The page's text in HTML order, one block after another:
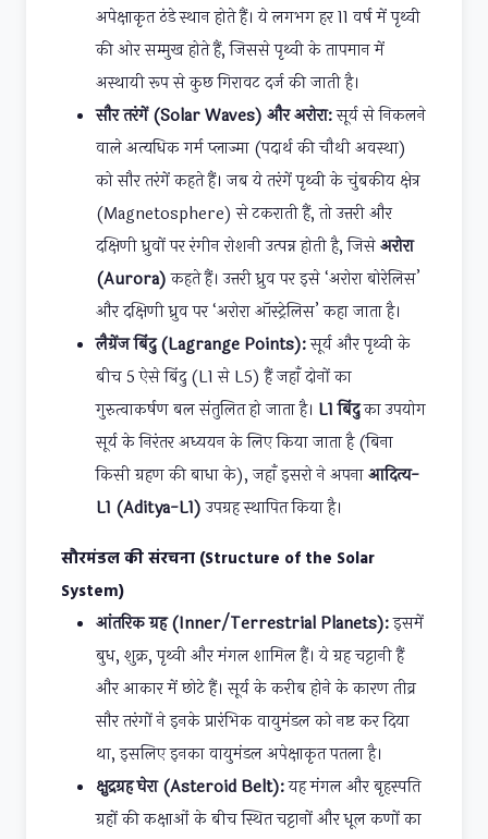
अपेक्षाकृत ठंडे स्थान होते हैं। ये लगभग हर 11 वर्ष में पृथ्वी
की ओर सम्मुख होते हैं, जिससे पृथ्वी के तापमान में
अस्थायी रूप से कुछ गिरावट दर्ज की जाती है।
सौर तरंगें (Solar Waves) और अरोरा:सूर्य से निकलने
वाले अत्यधिक गर्म प्लाज्मा (पदार्थ की चौथी अवस्था)
को सौर तरंगें कहते हैं। जब ये तरंगें पृथ्वी के चुंबकीय क्षेत्र
(Magnetosphere) से टकराती हैं, तो उत्तरी और
दक्षिणी ध्रुवों पर रंगीन रोशनी उत्पन्न होती है, जिसेअरोरा
(Aurora)कहते हैं। उत्तरी ध्रुव पर इसे ‘अरोरा बोरेलिस’
और दक्षिणी ध्रुव पर ‘अरोरा ऑस्ट्रेलिस’ कहा जाता है।
लैग्रेंज बिंदु (Lagrange Points):सूर्य और पृथ्वी के
बीच 5 ऐसे बिंदु (L1 से L5) हैं जहाँ दोनों का
गुरुत्वाकर्षण बल संतुलित हो जाता है। L1 बिंदुका उपयोग
सूर्य के निरंतर अध्ययन के लिए किया जाता है (बिना
किसी ग्रहण की बाधा के), जहाँ इसरो ने अपनाआदित्य-
L1 (Aditya-L1)उपग्रह स्थापित किया है।
सौरमंडल की संरचना (Structure of the Solar
System)
आंतरिक ग्रह (Inner/Terrestrial Planets):इसमें
बुध, शुक्र, पृथ्वी और मंगल शामिल हैं। ये ग्रह चट्टानी हैं
और आकार में छोटे हैं। सूर्य के करीब होने के कारण तीव्र
सौर तरंगों ने इनके प्रारंभिक वायुमंडल को नष्ट कर दिया
था, इसलिए इनका वायुमंडल अपेक्षाकृत पतला है।
क्षुद्रग्रह घेरा (Asteroid Belt):यह मंगल और बृहस्पति
ग्रहों की कक्षाओं के बीच स्थित चट्टानों और धूल कणों का